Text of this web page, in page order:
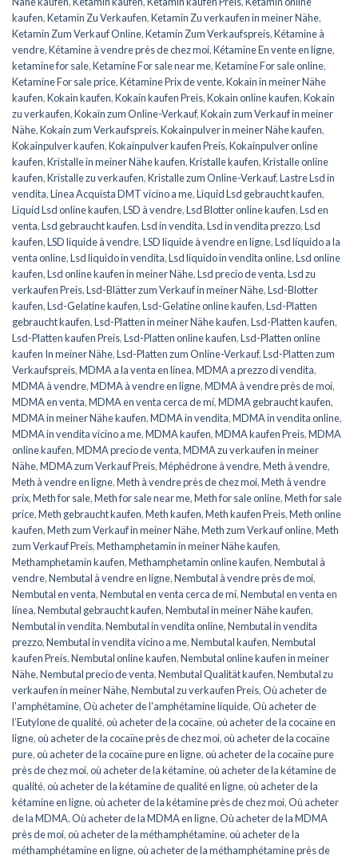
kaufen,Ketamin Zu Verkaufen,Ketamin Zu verkaufen in meiner Nähe,
Ketamin Zum Verkauf Online,Ketamin Zum Verkaufspreis,Kétamine à
vendre,Kétamine à vendre près de chez moi,Kétamine En vente en ligne,
ketamine for sale,Ketamine For sale near me,Ketamine For sale online,
Ketamine For sale price,Kétamine Prix de vente,Kokain in meiner Nähe
kaufen,Kokain kaufen,Kokain kaufen Preis,Kokain online kaufen,Kokain
zu verkaufen,Kokain zum Online-Verkauf,Kokain zum Verkauf in meiner
Nähe,Kokain zum Verkaufspreis,Kokainpulver in meiner Nähe kaufen,
Kokainpulver kaufen,Kokainpulver kaufen Preis,Kokainpulver online
kaufen,Kristalle in meiner Nähe kaufen,Kristalle kaufen,Kristalle online
kaufen,Kristalle zu verkaufen,Kristalle zum Online-Verkauf,Lastre Lsd in
vendita,Linea Acquista DMT vicino a me,Liquid Lsd gebraucht kaufen,
Liquid Lsd online kaufen,LSD à vendre,Lsd Blotter online kaufen,Lsd en
venta,Lsd gebraucht kaufen,Lsd in vendita,Lsd in vendita prezzo,Lsd
kaufen,LSD liquide à vendre,LSD liquide à vendre en ligne,Lsd líquido a la
venta online,Lsd liquido in vendita,Lsd liquido in vendita online,Lsd online
kaufen,Lsd online kaufen in meiner Nähe,Lsd precio de venta,Lsd zu
verkaufen Preis,Lsd-Blätter zum Verkauf in meiner Nähe,Lsd-Blotter
kaufen,Lsd-Gelatine kaufen,Lsd-Gelatine online kaufen,Lsd-Platten
gebraucht kaufen,Lsd-Platten in meiner Nähe kaufen,Lsd-Platten kaufen,
Lsd-Platten kaufen Preis,Lsd-Platten online kaufen,Lsd-Platten online
kaufen In meiner Nähe,Lsd-Platten zum Online-Verkauf,Lsd-Platten zum
Verkaufspreis,MDMA a la venta en línea,MDMA a prezzo di vendita,
MDMA à vendre,MDMA à vendre en ligne,MDMA à vendre près de moi,
MDMA en venta,MDMA en venta cerca de mí,MDMA gebraucht kaufen,
MDMA in meiner Nähe kaufen,MDMA in vendita,MDMA in vendita online,
MDMA in vendita vicino a me,MDMA kaufen,MDMA kaufen Preis,MDMA
online kaufen,MDMA precio de venta,MDMA zu verkaufen in meiner
Nähe,MDMA zum Verkauf Preis,Méphédrone à vendre,Meth à vendre,
Meth à vendre en ligne,Meth à vendre près de chez moi,Meth à vendre
prix,Meth for sale,Meth for sale near me,Meth for sale online,Meth for sale
price,Meth gebraucht kaufen,Meth kaufen,Meth kaufen Preis,Meth online
kaufen,Meth zum Verkauf in meiner Nähe,Meth zum Verkauf online,Meth
zum Verkauf Preis,Methamphetamin in meiner Nähe kaufen,
Methamphetamin kaufen,Methamphetamin online kaufen,Nembutal à
vendre,Nembutal à vendre en ligne,Nembutal à vendre près de moi,
Nembutal en venta,Nembutal en venta cerca de mí,Nembutal en venta en
línea,Nembutal gebraucht kaufen,Nembutal in meiner Nähe kaufen,
Nembutal in vendita,Nembutal in vendita online,Nembutal in vendita
prezzo,Nembutal in vendita vicino a me,Nembutal kaufen,Nembutal
kaufen Preis,Nembutal online kaufen,Nembutal online kaufen in meiner
Nähe,Nembutal precio de venta,Nembutal Qualität kaufen,Nembutal zu
verkaufen in meiner Nähe,Nembutal zu verkaufen Preis,Où acheter de
l'amphétamine,Où acheter de l'amphétamine liquide,Où acheter de
l’Eutylone de qualité,où acheter de la cocaïne,où acheter de la cocaïne en
ligne,où acheter de la cocaïne près de chez moi,où acheter de la cocaïne
pure,où acheter de la cocaïne pure en ligne,où acheter de la cocaïne pure
près de chez moi,où acheter de la kétamine,où acheter de la kétamine de
qualité,où acheter de la kétamine de qualité en ligne,où acheter de la
kétamine en ligne,où acheter de la kétamine près de chez moi,Où acheter
de la MDMA,Où acheter de la MDMA en ligne,Où acheter de la MDMA
près de moi,où acheter de la méthamphétamine,où acheter de la
méthamphétamine en ligne,où acheter de la méthamphétamine près de